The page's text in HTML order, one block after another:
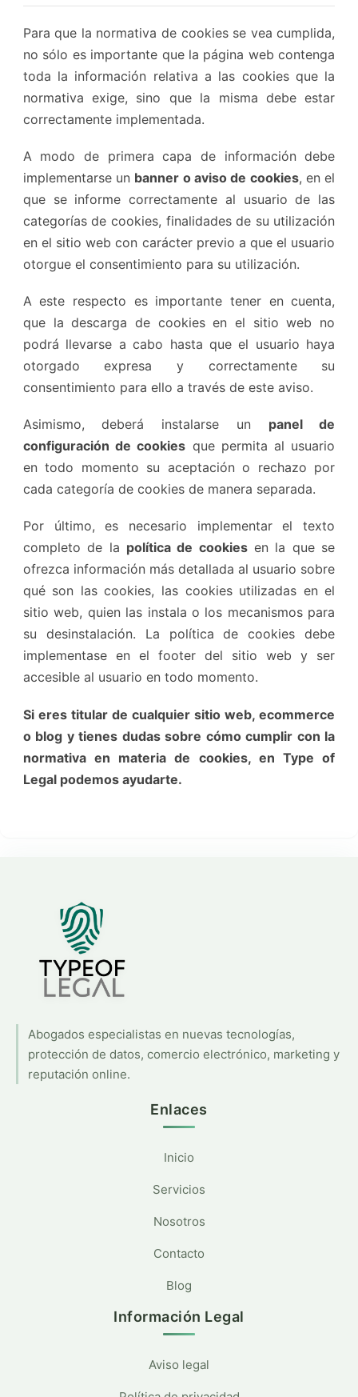
Para que la normativa de cookies se vea cumplida,
no sólo es importante que la página web contenga
toda la información relativa a las cookies que la
normativa exige, sino que la misma debe estar
correctamente implementada.
A modo de primera capa de información debe
implementarse un banner o aviso de cookies, en el
que se informe correctamente al usuario de las
categorías de cookies, finalidades de su utilización
en el sitio web con carácter previo a que el usuario
otorgue el consentimiento para su utilización.
A este respecto es importante tener en cuenta,
que la descarga de cookies en el sitio web no
podrá llevarse a cabo hasta que el usuario haya
otorgado expresa y correctamente su
consentimiento para ello a través de este aviso.
Asimismo, deberá instalarse un panel de
configuración de cookies que permita al usuario
en todo momento su aceptación o rechazo por
cada categoría de cookies de manera separada.
Por último, es necesario implementar el texto
completo de la política de cookiesen la que se
ofrezca información más detallada al usuario sobre
qué son las cookies, las cookies utilizadas en el
sitio web, quien las instala o los mecanismos para
su desinstalación. La política de cookies debe
implementase en el footer del sitio web y ser
accesible al usuario en todo momento.
Si eres titular de cualquier sitio web, ecommerce
o blog y tienes dudas sobre cómo cumplir con la
normativa en materia de cookies, en Type of
Legal podemos ayudarte.
Abogados especialistas en nuevas tecnologías,
protección de datos, comercio electrónico, marketing y
reputación online.
Enlaces
Inicio
Servicios
Nosotros
Contacto
Blog
Información Legal
Aviso legal